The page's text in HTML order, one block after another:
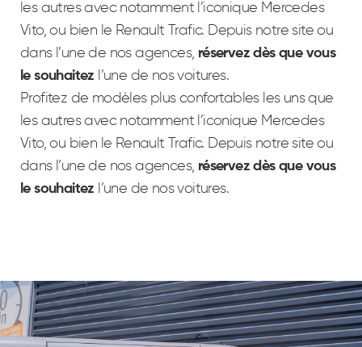
les autres avec notamment l’iconique Mercedes
Vito, ou bien le Renault Trafic. Depuis notre site ou
dans l’une de nos agences, réservez dès que vous
le souhaitez l’une de nos voitures.
Profitez de modèles plus confortables les uns que
les autres avec notamment l’iconique Mercedes
Vito, ou bien le Renault Trafic. Depuis notre site ou
dans l’une de nos agences, réservez dès que vous
le souhaitez l’une de nos voitures.